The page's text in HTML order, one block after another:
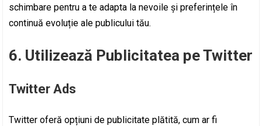
schimbare pentru a te adapta la nevoile și preferințele în
continuă evoluție ale publicului tău.
6. Utilizează Publicitatea pe Twitter
Twitter Ads
Twitter oferă opțiuni de publicitate plătită, cum ar fi